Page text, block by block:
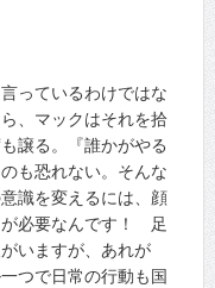
っているわけではな
、マックはそれを拾
譲る。『誰かがやる
も恐れない。そんな
識を変えるには、顔
が必要なんです！ 足
いますが、あれが
つで日常の行動も国